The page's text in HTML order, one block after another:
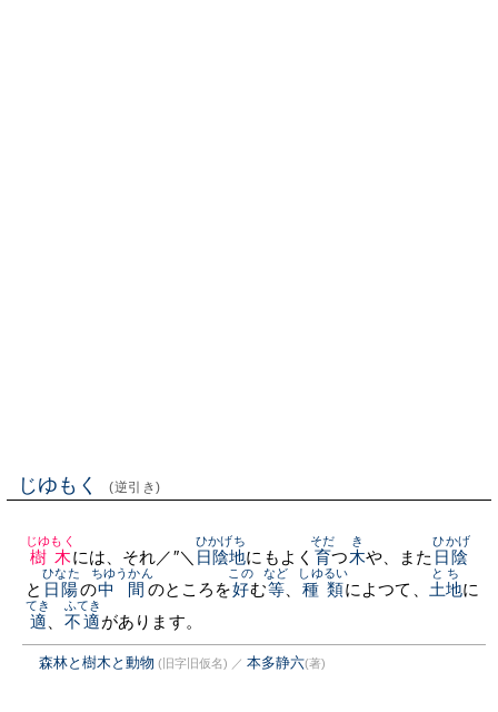
じゆもく (逆引き)
樹木
じゆもく
には、それ／″＼ 日陰地
ひかげち
にもよく 育
そだ
つ木
き
や、また 日陰
ひかげ
と 日陽
ひなた
の中間
ちゆうかん
のところを好
この
む等
など
種類
しゆるい
によつて、 土地
とち
に
適
てき
不適
ふてき
があります。
森林と樹木と動物 (旧字旧仮名) ／ 本多静六(著)